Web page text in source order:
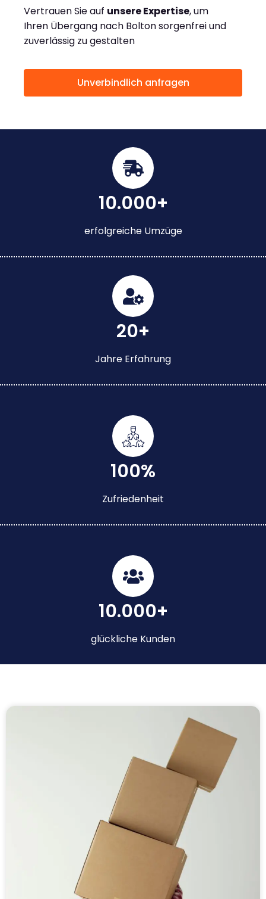
Vertrauen Sie auf unsere Expertise, um
Ihren Übergang nach Bolton sorgenfrei und
zuverlässig zu gestalten
Unverbindlich anfragen
10.000+
erfolgreiche Umzüge
20+
Jahre Erfahrung
100%
Zufriedenheit
10.000+
glückliche Kunden